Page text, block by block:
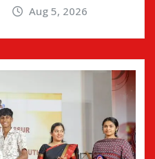
Aug 5, 2026